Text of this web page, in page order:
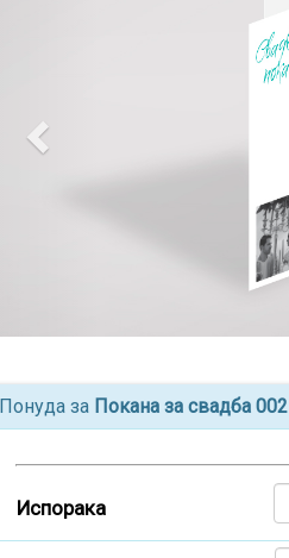
Понуда за Покана за свадба 002
Испорака